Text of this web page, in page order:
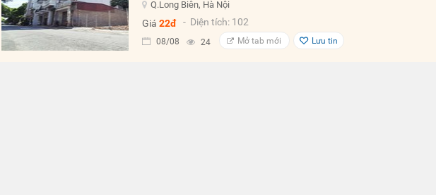
Q.Long Biên, Hà Nội
Giá 22đ - Diện tích: 102
08/08 24 Mở tab mới Lưu tin